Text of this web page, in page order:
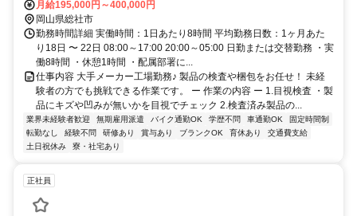
月給195,000円～400,000円
岡山県総社市
勤務時間詳細 実働時間：1日あたり8時間 平均勤務日数：1ヶ月あた
り18日 〜 22日 08:00～17:00 20:00～05:00 日勤または交替勤務 ・実
働8時間 ・休憩1時間 ・配属部署に...
仕事内容 大手メーカー工場勤務♪ 製品の検査や梱包をお任せ！ 未経
験者の方でも挑戦できる作業です。 ー 作業の内容 ー 1.目視検査 ・製
品にキズや凹みが無いかを目視でチェック 2.検査済み製品の...
業界未経験者歓迎 無期雇用派遣 バイク通勤OK 学歴不問 車通勤OK
固定時間制
転勤なし
経験不問 研修あり 賞与あり ブランクOK 育休あり
交通費支給
土日祝休み
寮・社宅あり
正社員